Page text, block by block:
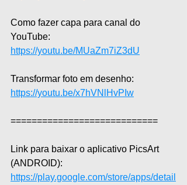
Como fazer capa para canal do
YouTube:
https://youtu.be/MUaZm7iZ3dU
Transformar foto em desenho:
https://youtu.be/x7hVNlHvPIw
============================
Link para baixar o aplicativo PicsArt
(ANDROID):
https://play.google.com/store/apps/detail